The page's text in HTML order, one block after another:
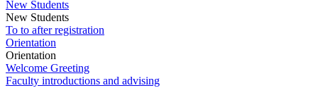
New Students
New Students
To to after registration
Orientation
Orientation
Welcome Greeting
Faculty introductions and advising